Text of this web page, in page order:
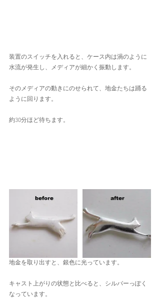
装置のスイッチを入れると、ケース内は渦のように
水流が発生し、メディアが細かく振動します。
そのメディアの動きにのせられて、地金たちは踊る
ように回ります。
約30分ほど待ちます。
地金を取り出すと、銀色に光っています。
キャスト上がりの状態と比べると、シルバーっぽく
なっています。